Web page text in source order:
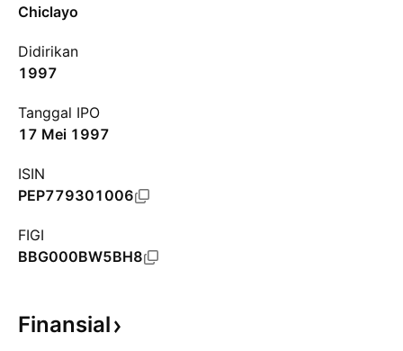
Chiclayo
Didirikan
1997
Tanggal IPO
17 Mei 1997
ISIN
PEP779301006
FIGI
BBG000BW5BH8
Finansial